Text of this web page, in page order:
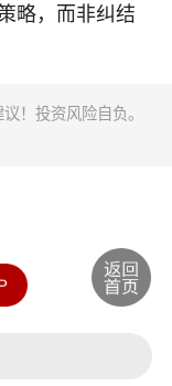
略，而非纠结
！投资风险自负。